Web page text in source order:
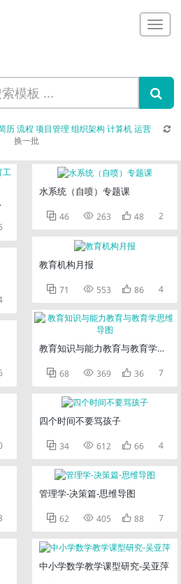
历流程 项目管理 组织架构 计算机运营
换一批
作会议精神
水系统（自喷）专题课
 46  263  48 2
教育机构月报
 71  553  86 4
教育知识与能力教育与教育学思维
 68  369  36 7
四个时间不要骂孩子
 34  612  66 4
管理学-决策篇-思维导图
 62  405  88 7
中小学数学教学课型研究-吴亚萍